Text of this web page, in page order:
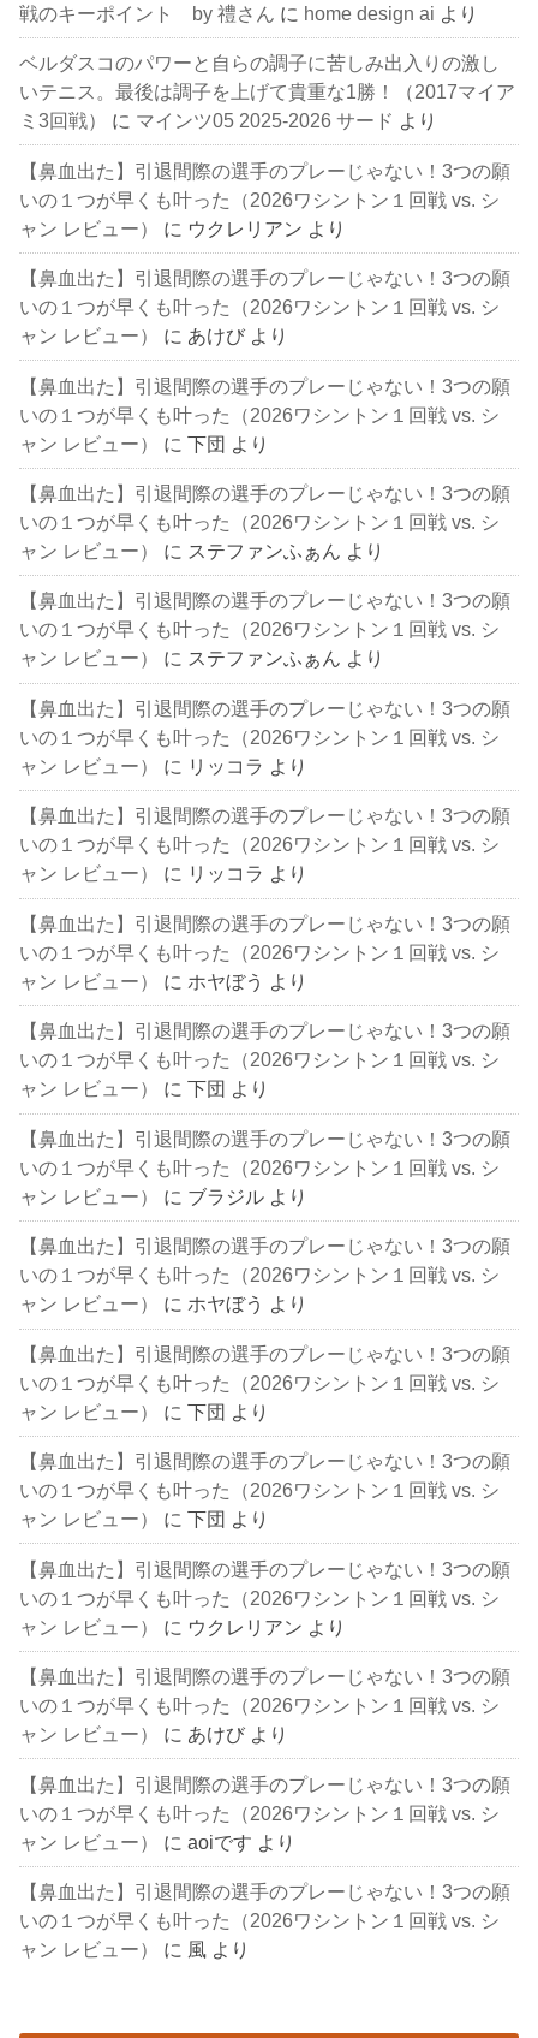
戦のキーポイント by 禮さん に home design ai より
ベルダスコのパワーと自らの調子に苦しみ出入りの激し
いテニス。最後は調子を上げて貴重な1勝！（2017マイア
ミ3回戦）
に マインツ05 2025-2026 サード より
【鼻血出た】引退間際の選手のプレーじゃない！3つの願
いの１つが早くも叶った（2026ワシントン１回戦 vs. シ
ャン レビュー）
に ウクレリアン より
【鼻血出た】引退間際の選手のプレーじゃない！3つの願
いの１つが早くも叶った（2026ワシントン１回戦 vs. シ
ャン レビュー）
に あけび より
【鼻血出た】引退間際の選手のプレーじゃない！3つの願
いの１つが早くも叶った（2026ワシントン１回戦 vs. シ
ャン レビュー）
に下団 より
【鼻血出た】引退間際の選手のプレーじゃない！3つの願
いの１つが早くも叶った（2026ワシントン１回戦 vs. シ
ャン レビュー）
に ステファンふぁん より
【鼻血出た】引退間際の選手のプレーじゃない！3つの願
いの１つが早くも叶った（2026ワシントン１回戦 vs. シ
ャン レビュー）
に ステファンふぁん より
【鼻血出た】引退間際の選手のプレーじゃない！3つの願
いの１つが早くも叶った（2026ワシントン１回戦 vs. シ
ャン レビュー）
に リッコラ より
【鼻血出た】引退間際の選手のプレーじゃない！3つの願
いの１つが早くも叶った（2026ワシントン１回戦 vs. シ
ャン レビュー）
に リッコラ より
【鼻血出た】引退間際の選手のプレーじゃない！3つの願
いの１つが早くも叶った（2026ワシントン１回戦 vs. シ
ャン レビュー）
に ホヤぼう より
【鼻血出た】引退間際の選手のプレーじゃない！3つの願
いの１つが早くも叶った（2026ワシントン１回戦 vs. シ
ャン レビュー）
に下団 より
【鼻血出た】引退間際の選手のプレーじゃない！3つの願
いの１つが早くも叶った（2026ワシントン１回戦 vs. シ
ャン レビュー）
に ブラジル より
【鼻血出た】引退間際の選手のプレーじゃない！3つの願
いの１つが早くも叶った（2026ワシントン１回戦 vs. シ
ャン レビュー）
に ホヤぼう より
【鼻血出た】引退間際の選手のプレーじゃない！3つの願
いの１つが早くも叶った（2026ワシントン１回戦 vs. シ
ャン レビュー）
に下団 より
【鼻血出た】引退間際の選手のプレーじゃない！3つの願
いの１つが早くも叶った（2026ワシントン１回戦 vs. シ
ャン レビュー）
に下団 より
【鼻血出た】引退間際の選手のプレーじゃない！3つの願
いの１つが早くも叶った（2026ワシントン１回戦 vs. シ
ャン レビュー）
に ウクレリアン より
【鼻血出た】引退間際の選手のプレーじゃない！3つの願
いの１つが早くも叶った（2026ワシントン１回戦 vs. シ
ャン レビュー）
に あけび より
【鼻血出た】引退間際の選手のプレーじゃない！3つの願
いの１つが早くも叶った（2026ワシントン１回戦 vs. シ
ャン レビュー）
にaoiです より
【鼻血出た】引退間際の選手のプレーじゃない！3つの願
いの１つが早くも叶った（2026ワシントン１回戦 vs. シ
ャン レビュー）
に 風 より